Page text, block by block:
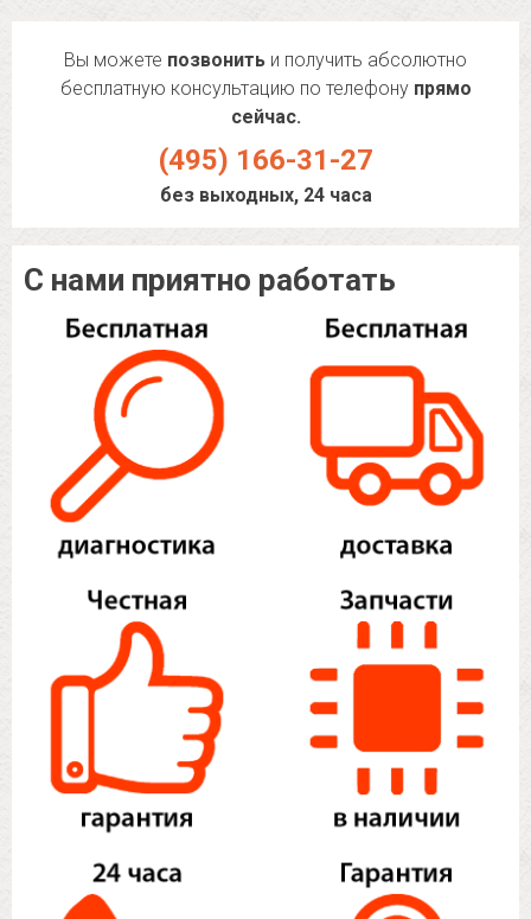
Вы можете позвонить и получить абсолютно
бесплатную консультацию по телефону прямо
сейчас.
(495) 166-31-27
без выходных, 24 часа
С нами приятно работать